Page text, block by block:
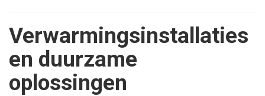
Verwarmingsinstallaties
en duurzame
oplossingen